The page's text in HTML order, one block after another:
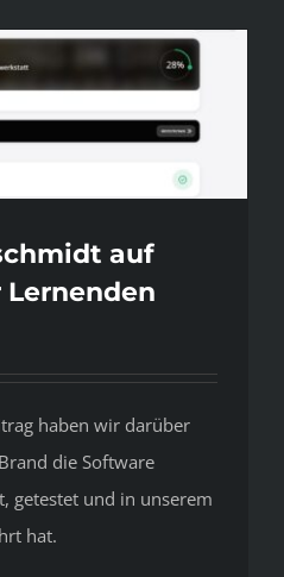
auf
haben wir darüber
die Software
getestet und in unserem
hat.